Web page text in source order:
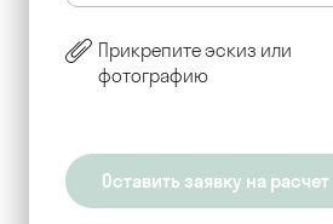
Прикрепите эскиз или
фотографию